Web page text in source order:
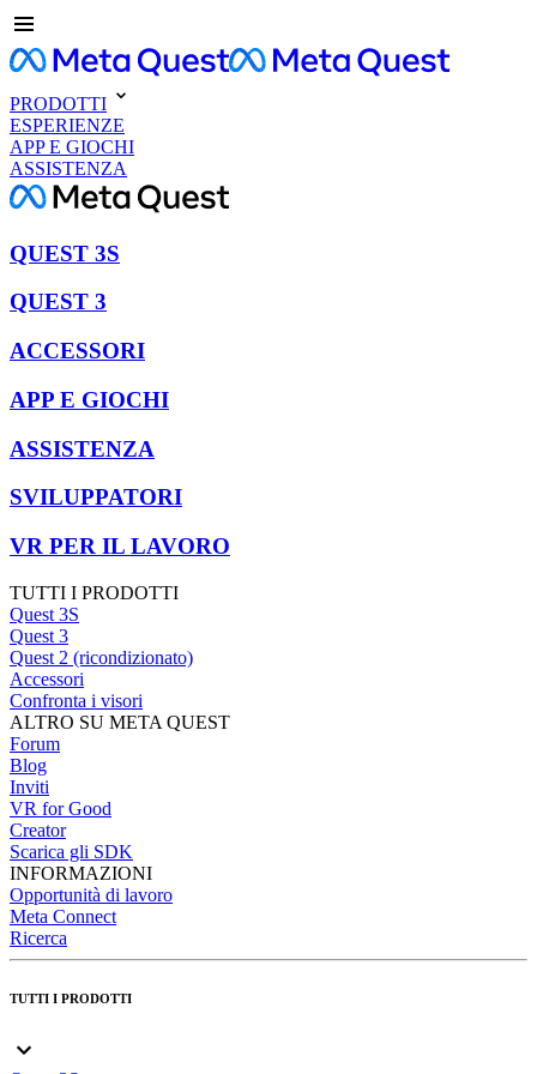
PRODOTTI
ESPERIENZE
APP E GIOCHI
ASSISTENZA
QUEST 3S
QUEST 3
ACCESSORI
APP E GIOCHI
ASSISTENZA
SVILUPPATORI
VR PER IL LAVORO
TUTTI I PRODOTTI
Quest 3S
Quest 3
Quest 2 (ricondizionato)
Accessori
Confronta i visori
ALTRO SU META QUEST
Forum
Blog
Inviti
VR for Good
Creator
Scarica gli SDK
INFORMAZIONI
Opportunità di lavoro
Meta Connect
Ricerca
TUTTI I PRODOTTI